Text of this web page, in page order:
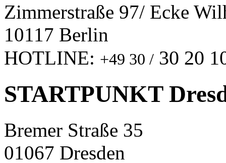
Zimmerstraße 97/ Ecke
10117 Berlin
HOTLINE: +49 30 / 30 20
STARTPUNKT
Bremer Straße 35
01067 Dresden